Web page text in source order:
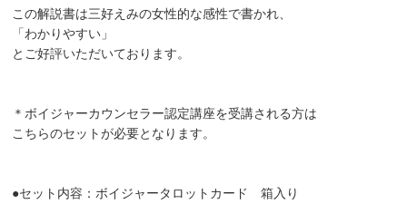
この解説書は三好えみの女性的な感性で書かれ、
「わかりやすい」
とご好評いただいております。
＊ボイジャーカウンセラー認定講座を受講される方は
こちらのセットが必要となります。
●セット内容：ボイジャータロットカード 箱入り